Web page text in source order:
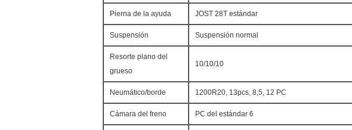
Pierna de la ayuda JOST 28T estándar
Suspensión Suspensión normal
Resorte plano del
grueso
10/10/10
Neumático/borde 1200R20, 13pcs, 8,5, 12 PC
Cámara del freno PC del estándar 6